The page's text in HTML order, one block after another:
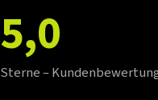
5,0
Sterne –